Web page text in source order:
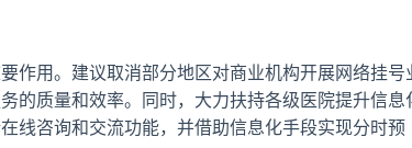
作用。建议取消部分地区对商业机构开展网络挂号
的质量和效率。同时，大力扶持各级医院提升信息
线咨询和交流功能，并借助信息化手段实现分时预